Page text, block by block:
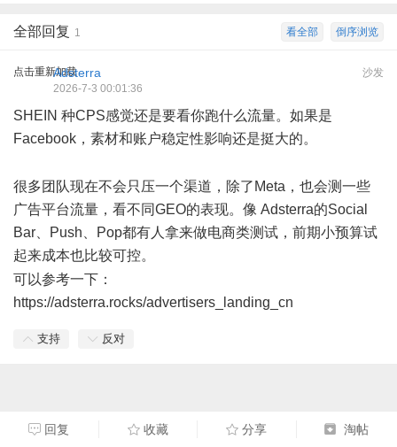
倒序浏览
看全部
全部回复 1
点击重新加载 沙发
Adsterra
2026-7-3 00:01:36
SHEIN 种CPS感觉还是要看你跑什么流量。如果是
Facebook，素材和账户稳定性影响还是挺大的。
很多团队现在不会只压一个渠道，除了Meta，也会测一些
广告平台流量，看不同GEO的表现。像 Adsterra的Social
Bar、Push、Pop都有人拿来做电商类测试，前期小预算试
起来成本也比较可控。
可以参考一下：
https://adsterra.rocks/advertisers_landing_cn
支持 反对
回复 收藏 分享 淘帖